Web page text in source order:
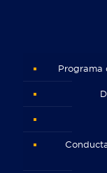
Programa